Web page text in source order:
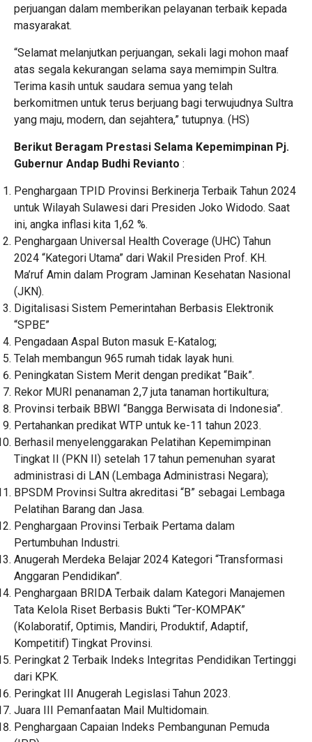
perjuangan dalam memberikan pelayanan terbaik kepada
masyarakat.
“Selamat melanjutkan perjuangan, sekali lagi mohon maaf
atas segala kekurangan selama saya memimpin Sultra.
Terima kasih untuk saudara semua yang telah
berkomitmen untuk terus berjuang bagi terwujudnya Sultra
yang maju, modern, dan sejahtera,” tutupnya. (HS)
Berikut Beragam Prestasi Selama Kepemimpinan Pj.
Gubernur Andap Budhi Revianto :
Penghargaan TPID Provinsi Berkinerja Terbaik Tahun 2024
untuk Wilayah Sulawesi dari Presiden Joko Widodo. Saat
ini, angka inflasi kita 1,62 %.
Penghargaan Universal Health Coverage (UHC) Tahun
2024 “Kategori Utama” dari Wakil Presiden Prof. KH.
Ma’ruf Amin dalam Program Jaminan Kesehatan Nasional
(JKN).
Digitalisasi Sistem Pemerintahan Berbasis Elektronik
“SPBE”
Pengadaan Aspal Buton masuk E-Katalog;
Telah membangun 965 rumah tidak layak huni.
Peningkatan Sistem Merit dengan predikat “Baik”.
Rekor MURI penanaman 2,7 juta tanaman hortikultura;
Provinsi terbaik BBWI “Bangga Berwisata di Indonesia”.
Pertahankan predikat WTP untuk ke-11 tahun 2023.
Berhasil menyelenggarakan Pelatihan Kepemimpinan
Tingkat II (PKN II) setelah 17 tahun pemenuhan syarat
administrasi di LAN (Lembaga Administrasi Negara);
BPSDM Provinsi Sultra akreditasi “B” sebagai Lembaga
Pelatihan Barang dan Jasa.
Penghargaan Provinsi Terbaik Pertama dalam
Pertumbuhan Industri.
Anugerah Merdeka Belajar 2024 Kategori “Transformasi
Anggaran Pendidikan”.
Penghargaan BRIDA Terbaik dalam Kategori Manajemen
Tata Kelola Riset Berbasis Bukti “Ter-KOMPAK”
(Kolaboratif, Optimis, Mandiri, Produktif, Adaptif,
Kompetitif) Tingkat Provinsi.
Peringkat 2 Terbaik Indeks Integritas Pendidikan Tertinggi
dari KPK.
Peringkat III Anugerah Legislasi Tahun 2023.
Juara III Pemanfaatan Mail Multidomain.
Penghargaan Capaian Indeks Pembangunan Pemuda